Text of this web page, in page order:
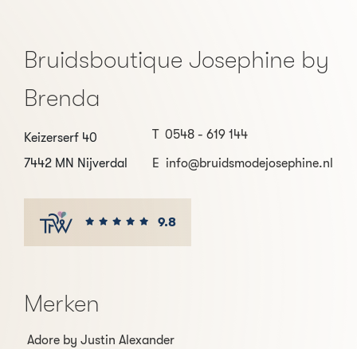
Bruidsboutique Josephine by
Brenda
Keizerserf 40
7442 MN Nijverdal
T 0548 - 619 144
E info@bruidsmodejosephine.nl
9.8
Merken
Adore by Justin Alexander